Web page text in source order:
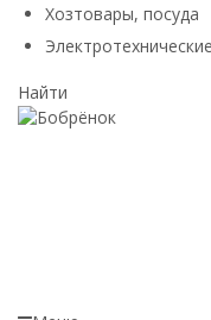
Хозтовары, посуда
Найти